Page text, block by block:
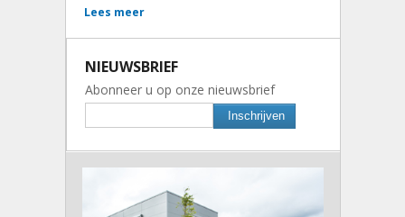
Lees meer
NIEUWSBRIEF
Abonneer u op onze nieuwsbrief
Inschrijven